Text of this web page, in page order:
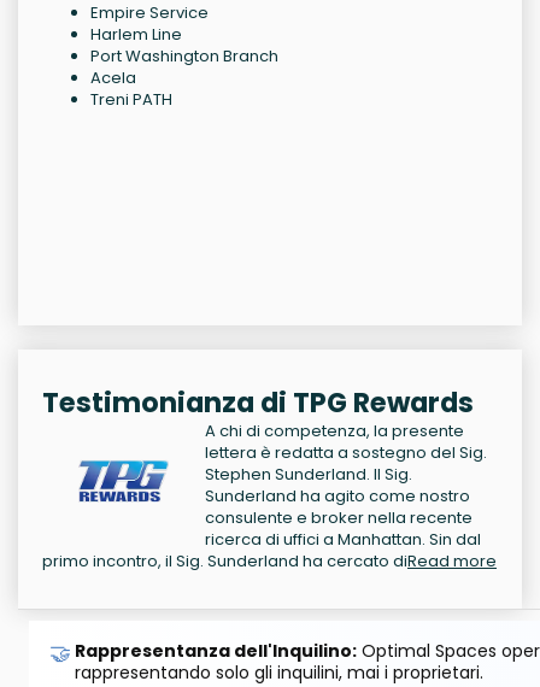
Empire Service
Harlem Line
Port Washington Branch
Acela
Treni PATH
Testimonianza di TPG Rewards
A chi di competenza, la presente
lettera è redatta a sostegno del Sig.
Stephen Sunderland. Il Sig.
Sunderland ha agito come nostro
consulente e broker nella recente
ricerca di uffici a Manhattan. Sin dal
primo incontro, il Sig. Sunderland ha cercato diRead more
🤝 Rappresentanza dell'Inquilino: Optimal Spaces
rappresentando solo gli inquilini, mai i proprietari.